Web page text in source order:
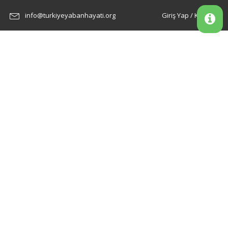
info@turkiyeyabanhayati.org Giriş Yap / Kayıt Ol